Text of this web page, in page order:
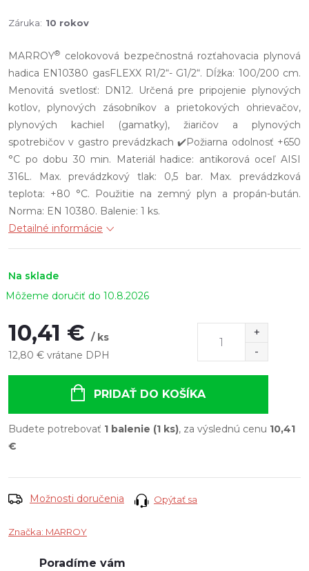
Záruka: 10 rokov
MARROY®
celokovová bezpečnostná rozťahovacia plynová
hadica EN10380 gasFLEXX R1/2“- G1/2“. Dĺžka: 100/200 cm.
Menovitá svetlosť: DN12. Určená pre pripojenie plynových
kotlov, plynových zásobníkov a prietokových ohrievačov,
plynových kachiel (gamatky), žiaričov a plynových
spotrebičov v gastro prevádzkach ✔️Požiarna odolnosť +650
°C po dobu 30 min. Materiál hadice: antikorová oceľ AISI
316L. Max. prevádzkový tlak: 0,5 bar. Max. prevádzková
teplota: +80 °C. Použitie na zemný plyn a propán-bután.
Norma: EN 10380. Balenie: 1 ks.
Detailné informácie
Na sklade
10.8.2026
10,41 € / ks
12,80 € vrátane DPH
PRIDAŤ DO KOŠÍKA
Budete potrebovať 1 balenie (1 ks), za výslednú cenu 10,41
€
Možnosti doručenia Opýtať sa
Značka: MARROY
Poradíme vám